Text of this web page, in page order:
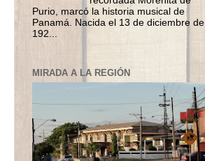
Purio, marcó la historia musical de
Panamá. Nacida el 13 de diciembre de
192...
MIRADA A LA REGIÓN